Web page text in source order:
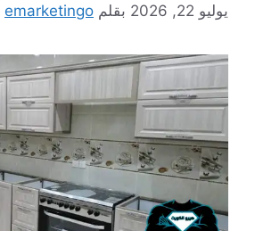
يوليو 22, 2026 بقلم emarketingo